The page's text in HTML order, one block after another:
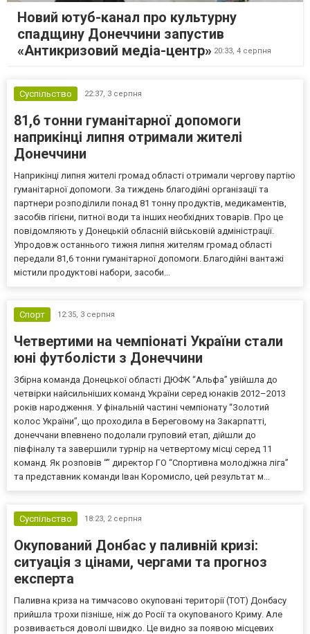
Новий ютуб-канал про культурну
спадщину Донеччини запустив
«Антикризовий медіа-центр» 20:33, 4 серпня
Суспільство 22:37, 3 серпня
81,6 тонни гуманітарної допомоги
наприкінці липня отримали жителі
Донеччини
Наприкінці липня жителі громад області отримали чергову партію
гуманітарної допомоги. За тиждень благодійні організації та
партнери розподілили понад 81 тонну продуктів, медикаментів,
засобів гігієни, питної води та інших необхідних товарів. Про це
повідомляють у Донецькій обласній військовій адміністрації.
Упродовж останнього тижня липня жителям громад області
передали 81,6 тонни гуманітарної допомоги. Благодійні вантажі
містили продуктові набори, засоби...
Спорт 12:35, 3 серпня
Четвертими на чемпіонаті України стали
юні футболісти з Донеччини
Збірна команда Донецької області ДЮФК “Альфа” увійшла до
четвірки найсильніших команд України серед юнаків 2012–2013
років народження. У фінальній частині чемпіонату “Золотий
колос України”, що проходила в Береговому на Закарпатті,
донеччани впевнено подолали груповий етап, дійшли до
півфіналу та завершили турнір на четвертому місці серед 11
команд. Як розповів “” директор ГО “Спортивна молодіжна ліга”
та представник команди Іван Коромисло, цей результат м...
Суспільство 18:23, 2 серпня
Окупований Донбас у паливній кризі:
ситуація з цінами, чергами та прогноз
експерта
Паливна криза на тимчасово окуповані території (ТОТ) Донбасу
прийшла трохи пізніше, ніж до Росії та окупованого Криму. Але
розвивається доволі швидко. Це видно за появою місцевих